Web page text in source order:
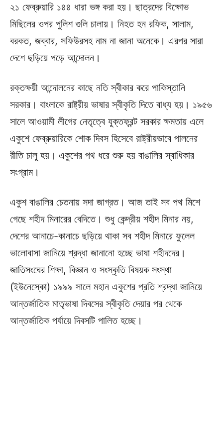
২১ ফেব্রুয়ারি ১৪৪ ধারা ভঙ্গ করা হয়। ছাত্রদের বিক্ষোভ
মিছিলের ওপর পুলিশ গুলি চালায়। নিহত হন রফিক, সালাম,
বরকত, জব্বার, সফিউরসহ নাম না জানা অনেকে। এরপর সারা
দেশে ছড়িয়ে পড়ে আন্দোলন।
রক্তক্ষয়ী আন্দোলনের কাছে নতি স্বীকার করে পাকিস্তানি
সরকার। বাংলাকে রাষ্ট্রীয় ভাষার স্বীকৃতি দিতে বাধ্য হয়। ১৯৫৬
সালে আওয়ামী লীগের নেতৃত্বে যুক্তফ্রন্ট সরকার ক্ষমতায় এলে
একুশে ফেব্রুয়ারিকে শোক দিবস হিসেবে রাষ্ট্রীয়ভাবে পালনের
রীতি চালু হয়। একুশের পথ ধরে শুরু হয় বাঙালির স্বাধিকার
সংগ্রাম।
একুশ বাঙালির চেতনায় সদা জাগ্রত। আজ তাই সব পথ মিশে
গেছে শহীদ মিনারের বেদিতে। শুধু কেন্দ্রীয় শহীদ মিনার নয়,
দেশের আনাচে-কানাচে ছড়িয়ে থাকা সব শহীদ মিনারে ফুলেল
ভালোবাসা জানিয়ে শ্রদ্ধা জানানো হচ্ছে ভাষা শহীদদের।
জাতিসংঘের শিক্ষা, বিজ্ঞান ও সংস্কৃতি বিষয়ক সংস্থা
(ইউনেস্কো) ১৯৯৯ সালে মহান একুশের প্রতি শ্রদ্ধা জানিয়ে
আন্তর্জাতিক মাতৃভাষা দিবসের স্বীকৃতি দেয়ার পর থেকে
আন্তর্জাতিক পর্যায়ে দিবসটি পালিত হচ্ছে।